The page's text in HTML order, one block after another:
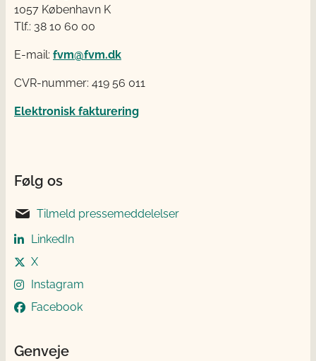
1057 København K
Tlf.: 38 10 60 00
E-mail: fvm@fvm.dk
CVR-nummer: 419 56 011
Elektronisk fakturering
Følg os
Tilmeld pressemeddelelser
LinkedIn
X
Instagram
Facebook
Genveje